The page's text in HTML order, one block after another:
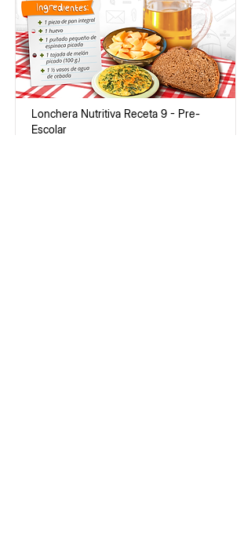
Lonchera Nutritiva Receta 9 - Pre-
Escolar